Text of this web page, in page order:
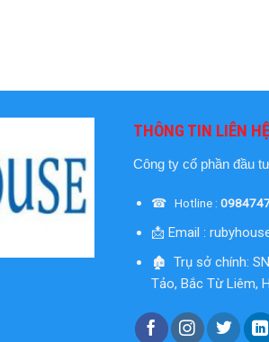
THÔNG TIN LIÊN HỆ
Công ty cổ phần đầu
☎ Hotline :
📩 Email :
🏚 Trụ sở chính:
Tảo, Bắc Từ Liêm,